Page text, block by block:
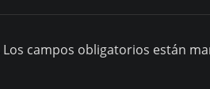
Los campos obligatorios están